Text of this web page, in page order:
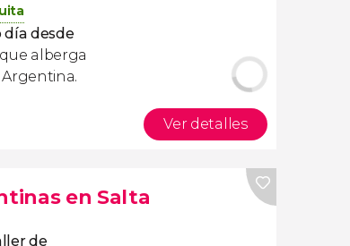
día desde
alberga
Ver detalles
en Salta
de